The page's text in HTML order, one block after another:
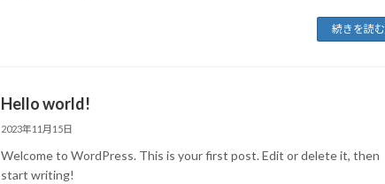
続きを読む
Hello world!
2023年11月15日
Welcome to WordPress. This is your first post. Edit or delete it, then
start writing!